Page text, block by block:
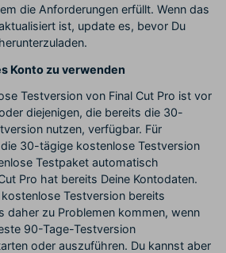
die Anforderungen erfüllt. Wenn das
ist, update es, bevor Du
Konto zu verwenden
Testversion von Final Cut Pro ist vor
diejenigen, die bereits die 30-
nutzen, verfügbar. Für
30-tägige kostenlose Testversion
Testpaket automatisch
Pro hat bereits Deine Kontodaten.
Testversion bereits
daher zu Problemen kommen, wenn
90-Tage-Testversion
oder auszuführen. Du kannst aber